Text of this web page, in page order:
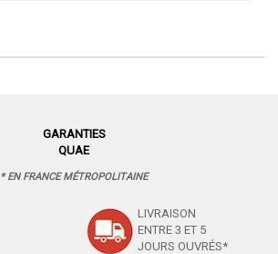
GARANTIES
QUAE
* EN FRANCE MÉTROPOLITAINE
LIVRAISON
ENTRE 3 ET 5
JOURS OUVRÉS*